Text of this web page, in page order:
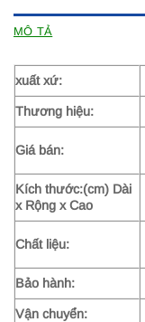
MÔ TẢ
xuất xứ:
Thương hiệu:
Giá bán:
Kích thước:(cm) Dài
x Rộng x Cao
Chất liệu:
Bảo hành:
Vận chuyển: